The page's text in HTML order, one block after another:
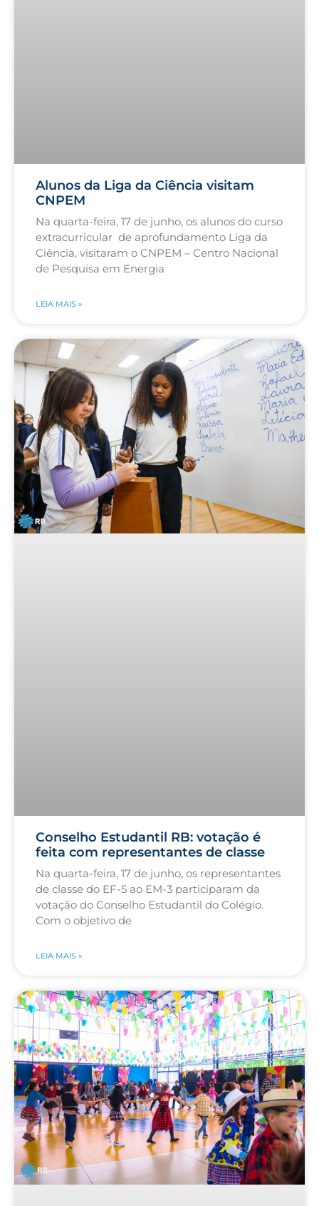
Alunos da Liga da Ciência visitam
CNPEM
Na quarta-feira, 17 de junho, os alunos do curso
extracurricular de aprofundamento Liga da
Ciência, visitaram o CNPEM – Centro Nacional
de Pesquisa em Energia
LEIA MAIS »
Conselho Estudantil RB: votação é
feita com representantes de classe
Na quarta-feira, 17 de junho, os representantes
de classe do EF-5 ao EM-3 participaram da
votação do Conselho Estudantil do Colégio.
Com o objetivo de
LEIA MAIS »